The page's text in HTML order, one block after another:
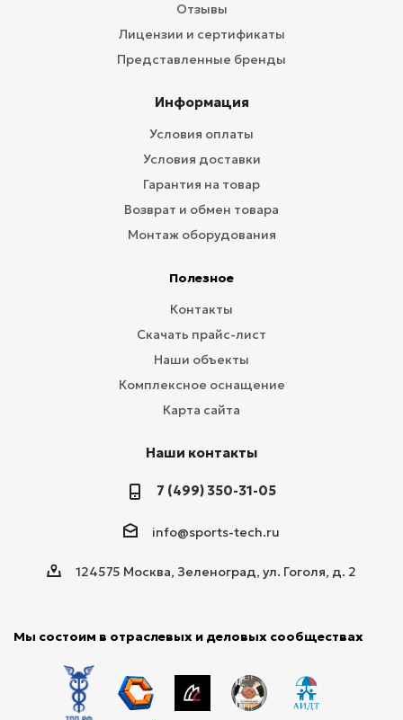
Отзывы
Лицензии и сертификаты
Представленные бренды
Информация
Условия оплаты
Условия доставки
Гарантия на товар
Возврат и обмен товара
Монтаж оборудования
Полезное
Контакты
Скачать прайс-лист
Наши объекты
Комплексное оснащение
Карта сайта
Наши контакты
7 (499) 350-31-05
info@sports-tech.ru
124575 Москва, Зеленоград, ул. Гоголя, д. 2
Мы состоим в отраслевых и деловых сообществах